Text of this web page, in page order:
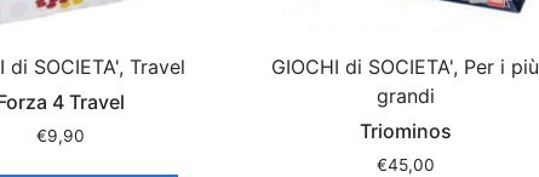
di SOCIETA', Travel
4 Travel
€9,90
GIOCHI di SOCIETA', Per i più
grandi
Triominos
€45,00